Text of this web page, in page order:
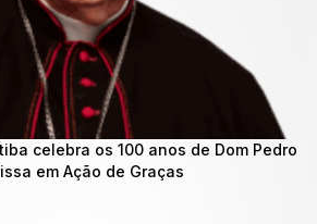
celebra os 100 anos de Dom Pedro
em Ação de Graças